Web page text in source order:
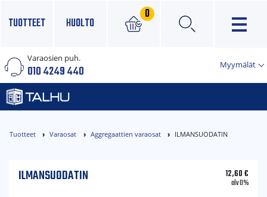
TUOTTEET HUOLTO
0
×
Varaosien puh.
010 4249 440 Myymälät
Tuotteet Varaosat Aggregaattien varaosat ILMANSUODATIN
ILMANSUODATIN 12,60€
alv 0%